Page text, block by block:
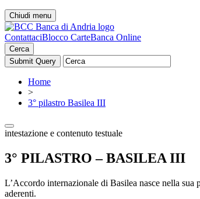
Chiudi menu
ContattaciBlocco CarteBanca Online
Cerca
Home
>
3° pilastro Basilea III
intestazione e contenuto testuale
3° PILASTRO – BASILEA III
L’Accordo internazionale di Basilea nasce nella
aderenti.